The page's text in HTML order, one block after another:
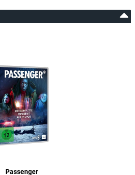
Passenger